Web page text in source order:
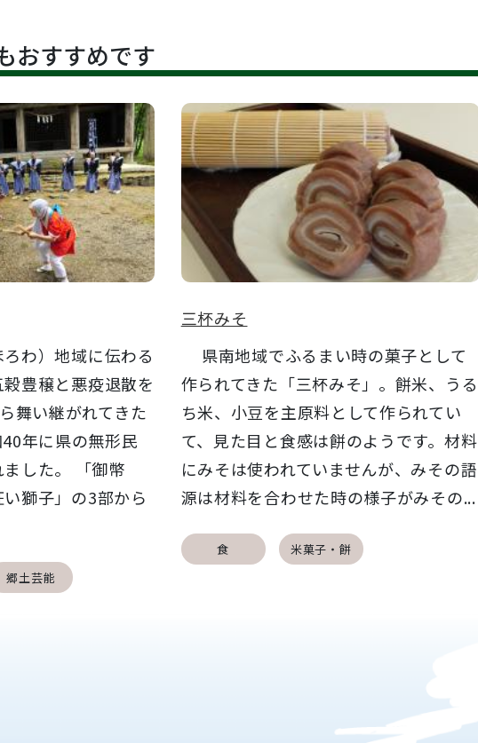
おすすめです
わ）地域に伝わる
豊穣と悪疫退散を
舞い継がれてきた
年に県の無形民
した。 「御幣
獅子」の3部から
郷土芸能
三杯みそ
県南地域でふるまい時の菓子として
作られてきた「三杯みそ」。餅米、うる
ち米、小豆を主原料として作られてい
て、見た目と食感は餅のようです。材料
にみそは使われていませんが、みその語
源は材料を合わせた時の様子がみその...
食 米菓子・餅